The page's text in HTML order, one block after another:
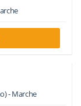
-Marche